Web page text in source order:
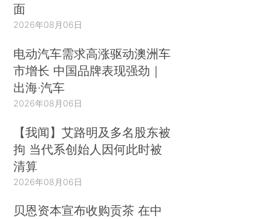
面
2026年08月06日
电动汽车需求高涨驱动澳洲车
市增长 中国品牌表现强劲｜
出海·汽车
2026年08月06日
【我闻】艾路明及多名股东被
拘 当代系创始人因何此时被
清算
2026年08月06日
贝恩资本宣布收购贡茶 在中